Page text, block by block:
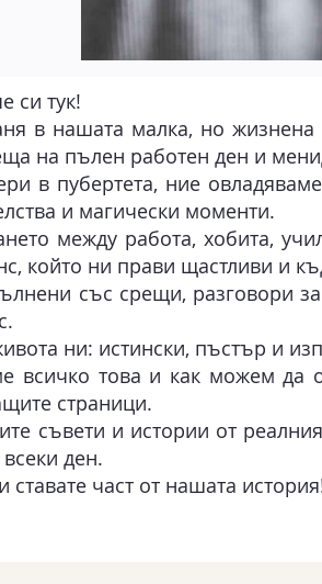
си тук!
в нашата малка, но
на пълен работен ден и
в пубертета, ние
и магически моменти.
между работа, хобита,
който ни прави щастливи и
със срещи, разговори
ни: истински, пъстър и
всичко това и как можем да
страници.
съвети и истории от
ден.
ставате част от нашата